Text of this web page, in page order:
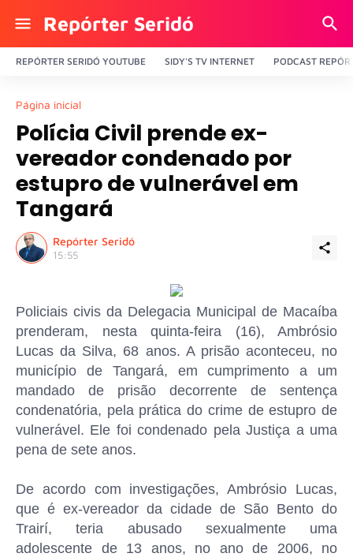
Repórter Seridó
REPÓRTER SERIDÓ YOUTUBE SIDY'S TV INTERNET PODCAST
Página inicial
Polícia Civil prende ex-
vereador condenado por
estupro de vulnerável em
Tangará
Repórter Seridó
15:55
Policiais civis da Delegacia Municipal de Macaíba
prenderam, nesta quinta-feira (16), Ambrósio
Lucas da Silva, 68 anos. A prisão aconteceu, no
município de Tangará, em cumprimento a um
mandado de prisão decorrente de sentença
condenatória, pela prática do crime de estupro de
vulnerável. Ele foi condenado pela Justiça a uma
pena de sete anos.
De acordo com investigações, Ambrósio Lucas,
que é ex-vereador da cidade de São Bento do
Trairí, teria abusado sexualmente uma
adolescente de 13 anos, no ano de 2006, no